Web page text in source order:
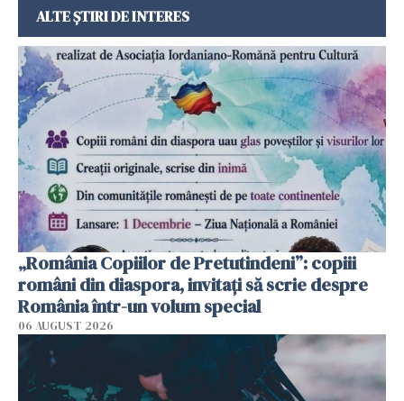
ALTE ȘTIRI DE INTERES
„România Copiilor de Pretutindeni”: copiii
români din diaspora, invitați să scrie despre
România într-un volum special
06 AUGUST 2026